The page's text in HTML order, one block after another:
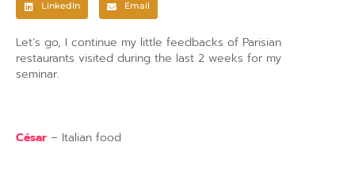
LinkedIn Email
Let’s go, I continue my little feedbacks of Parisian
restaurants visited during the last 2 weeks for my
seminar.
César – Italian food